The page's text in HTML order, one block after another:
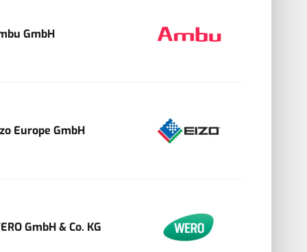
GmbH
Europe GmbH
GmbH & Co. KG